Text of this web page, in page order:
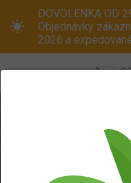
DOVOLENKA OD
Objednávky
2026 a